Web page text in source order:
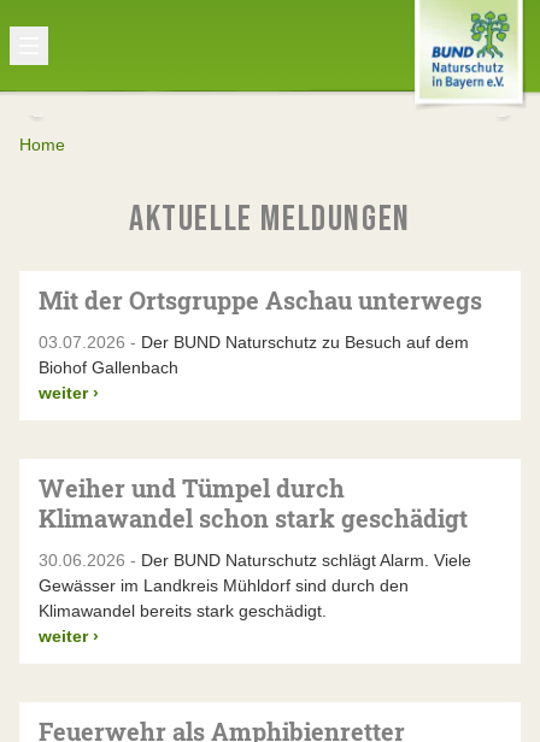
Home
AKTUELLE MELDUNGEN
Mit der Ortsgruppe Aschau unterwegs
03.07.2026 - Der BUND Naturschutz zu Besuch auf dem
Biohof Gallenbach
weiter ›
Weiher und Tümpel durch
Klimawandel schon stark geschädigt
30.06.2026 - Der BUND Naturschutz schlägt Alarm. Viele
Gewässer im Landkreis Mühldorf sind durch den
Klimawandel bereits stark geschädigt.
weiter ›
Feuerwehr als Amphibienretter